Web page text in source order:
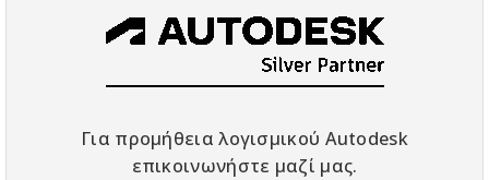
Για προμήθεια λογισμικού Autodesk
επικοινωνήστε μαζί μας.